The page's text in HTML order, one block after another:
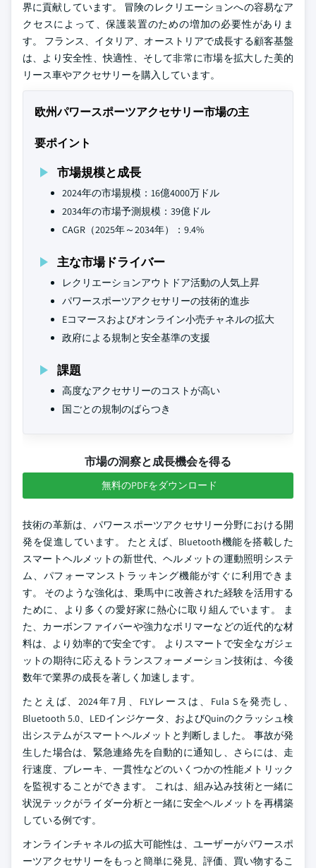
界に貢献しています。 冒険のレクリエーションへの容易なア
クセスによって、保護装置のための増加の必要性がありま
す。 フランス、イタリア、オーストリアで成長する顧客基盤
は、より安全性、快適性、そして非常に市場を拡大した美的
リース車やアクセサリーを購入しています。
欧州パワースポーツアクセサリー市場の主
要ポイント
市場規模と成長
2024年の市場規模：16億4000万ドル
2034年の市場予測規模：39億ドル
CAGR（2025年～2034年）：9.4%
主な市場ドライバー
レクリエーションアウトドア活動の人気上昇
パワースポーツアクセサリーの技術的進歩
Eコマースおよびオンライン小売チャネルの拡大
政府による規制と安全基準の支援
課題
高度なアクセサリーのコストが高い
国ごとの規制のばらつき
市場の洞察と成長機会を得る
無料のPDFをダウンロード
技術の革新は、パワースポーツアクセサリー分野における開
発を促進しています。 たとえば、Bluetooth機能を搭載した
スマートヘルメットの新世代、ヘルメットの運動照明システ
ム、パフォーマンストラッキング機能がすぐに利用できま
す。 そのような強化は、乗馬中に改善された経験を活用する
ために、より多くの愛好家に熱心に取り組んでいます。 ま
た、カーボンファイバーや強力なポリマーなどの近代的な材
料は、より効率的で安全です。 よりスマートで安全なガジェ
ットの期待に応えるトランスフォーメーション技術は、今後
数年で業界の成長を著しく加速します。
たとえば、2024年7月、FLYレースは、Fula Sを発売し、
Bluetooth 5.0、LEDインジケータ、およびQuinのクラッシュ検
出システムがスマートヘルメットと判断しました。 事故が発
生した場合は、緊急連絡先を自動的に通知し、さらには、走
行速度、ブレーキ、一貫性などのいくつかの性能メトリック
を監視することができます。 これは、組み込み技術と一緒に
状況テックがライダー分析と一緒に安全ヘルメットを再構築
している例です。
オンラインチャネルの拡大可能性は、ユーザーがパワースポ
ーツアクセサリーをもっと簡単に発見、評価、買い物するこ